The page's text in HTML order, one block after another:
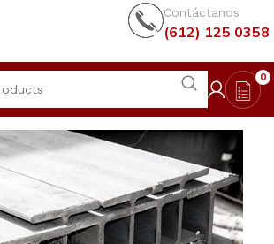
Contáctanos
(612) 125 0358
0